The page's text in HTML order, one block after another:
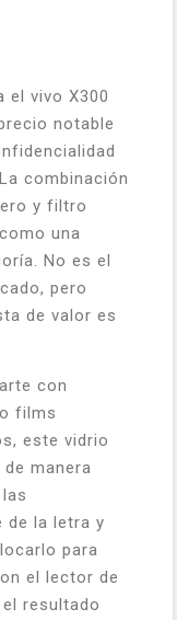
el vivo X300
notable
combinación
y filtro
una
No es el
pero
de valor es
con
films
este vidrio
manera
de la letra y
para
el lector de
resultado